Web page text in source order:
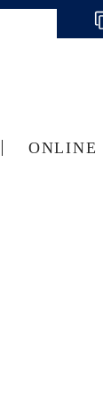
ONLINE